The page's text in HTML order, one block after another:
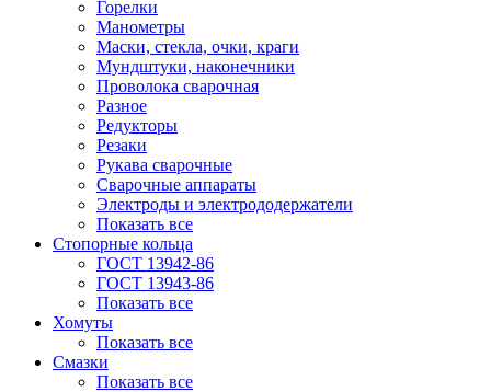
Горелки
Манометры
Маски, стекла, очки, краги
Мундштуки, наконечники
Проволока сварочная
Разное
Редукторы
Резаки
Рукава сварочные
Сварочные аппараты
Электроды и электрододержатели
Показать все
Стопорные кольца
ГОСТ 13942-86
ГОСТ 13943-86
Показать все
Хомуты
Показать все
Смазки
Показать все